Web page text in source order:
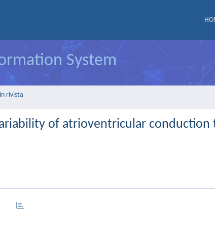
System
rivista
of atrioventricular conduction